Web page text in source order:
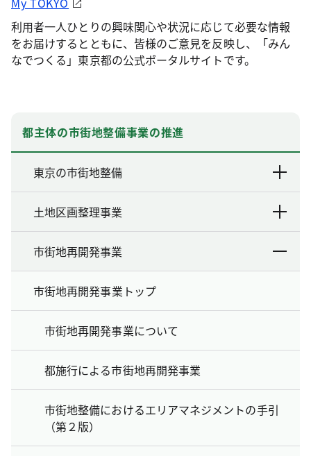
利用者一人ひとりの興味関心や状況に応じて必要な情報
をお届けするとともに、皆様のご意見を反映し、「みん
なでつくる」東京都の公式ポータルサイトです。
都主体の市街地整備事業の推進
東京の市街地整備
土地区画整理事業
市街地再開発事業
市街地再開発事業トップ
市街地再開発事業について
都施行による市街地再開発事業
市街地整備におけるエリアマネジメントの手引
（第２版）